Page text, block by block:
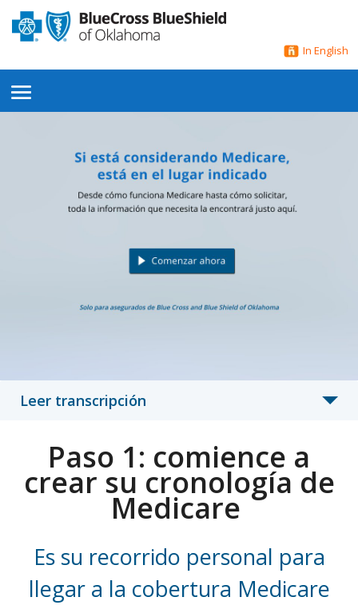
In English
menú
Leer transcripción
Paso 1: comience a
crear su cronología de
Medicare
Es su recorrido personal para
llegar a la cobertura Medicare